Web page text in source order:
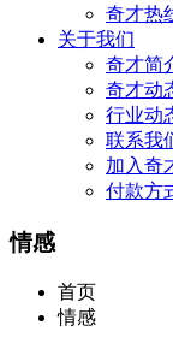
奇才热
关于我们
奇才简
奇才动
行业动
联系我
加入奇
付款方
情感
首页
情感